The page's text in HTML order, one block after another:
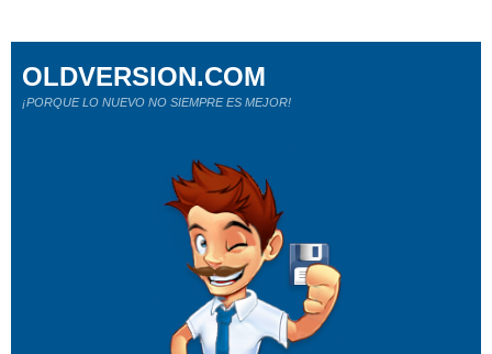
OLDVERSION.COM
¡PORQUE LO NUEVO NO SIEMPRE ES MEJOR!